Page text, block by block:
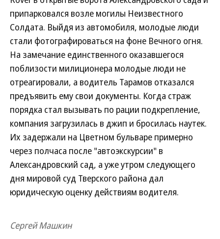
припарковался возле могилы Неизвестного
Солдата. Выйдя из автомобиля, молодые люди
стали фотографироваться на фоне Вечного огня.
На замечание единственного оказавшегося
поблизости милиционера молодые люди не
отреагировали, а водитель Тарамов отказался
предъявить ему свои документы. Когда страж
порядка стал вызывать по рации подкрепление,
компания загрузилась в джип и бросилась наутек.
Их задержали на Цветном бульваре примерно
через полчаса после "автоэкскурсии" в
Александровский сад, а уже утром следующего
дня мировой суд Тверского района дал
юридическую оценку действиям водителя.
Сергей Машкин